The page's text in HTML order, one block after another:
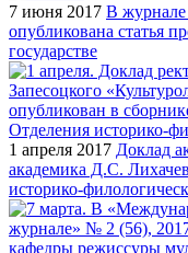
7 июня 2017 В журнале
опубликована статья
государстве
1 апреля 2017 Доклад
академика Д.С.
историко-